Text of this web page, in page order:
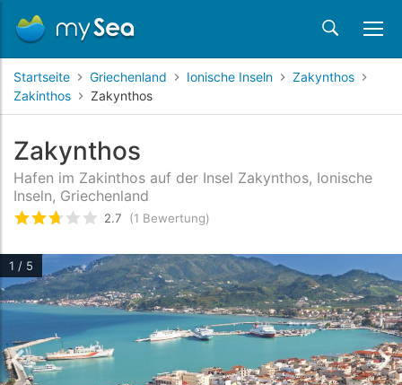
Startseite Griechenland Ionische Inseln
Zakynthos
Zakinthos
Zakynthos
Zakynthos
Hafen im Zakinthos auf der Insel Zakynthos, Ionische
Inseln, Griechenland
bewertet2.7/5 beyogen auf
2.7 (1 Bewertung)
1 / 5